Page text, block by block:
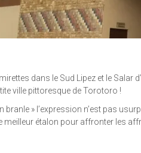
dans le Sud Lipez et le
ville pittoresque de Torotoro !
branle » l’expression n’est pas
meilleur étalon pour affronter les